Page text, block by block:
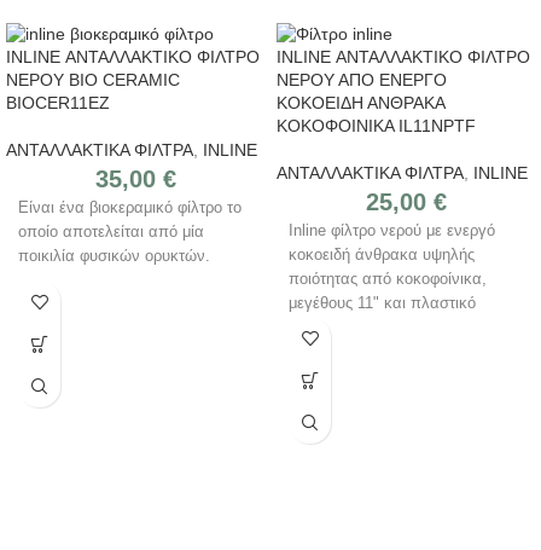
INLINE ΑΝΤΑΛΛΑΚΤΙΚΟ ΦΙΛΤΡΟ
ΝΕΡΟΥ BIO CERAMIC
BIOCER11EZ
ΑΝΤΑΛΛΑΚΤΙΚΑ ΦΙΛΤΡΑ, INLINE
35,00 €
Είναι ένα βιοκεραμικό φίλτρο το
οποίο αποτελείται από μία
ποικιλία φυσικών ορυκτών.
INLINE ΑΝΤΑΛΛΑΚΤΙΚΟ ΦΙΛΤΡΟ
ΝΕΡΟΥ ΑΠΟ ΕΝΕΡΓΟ
ΚΟΚΟΕΙΔΗ ΑΝΘΡΑΚΑ
ΚΟΚΟΦΟΙΝΙΚΑ IL11NPTF
ΑΝΤΑΛΛΑΚΤΙΚΑ ΦΙΛΤΡΑ, INLINE
25,00 €
Inline φίλτρο νερού με ενεργό
κοκοειδή άνθρακα υψηλής
ποιότητας από κοκοφοίνικα,
μεγέθους 11" και πλαστικό
κέλυφος με είσοδο και έξοδο με